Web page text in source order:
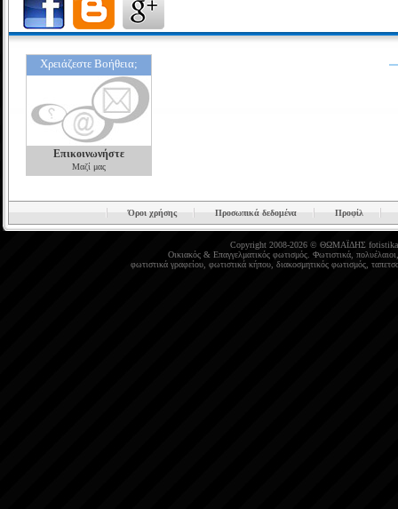
Χρειάζεστε Βοήθεια;
Επικοινωνήστε
Μαζί μας
Όροι χρήσης Προσωπικά δεδομένα Προφίλ
Copyright 2008-2026 © ΘΩΜΑΪΔΗΣ
Οικιακός& Επαγγελματικός φωτισμός. Φωτιστικά, πολυέλαιοι
φωτιστικά γραφείου, φωτιστικά κήπου, διακοσμητικός φωτισμός,